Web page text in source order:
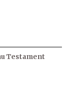
Testament